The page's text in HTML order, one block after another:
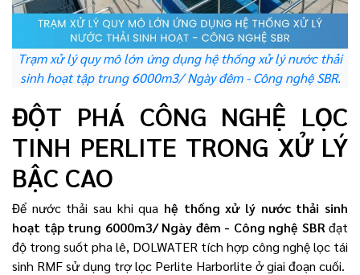
Trạm xử lý quy mô lớn ứng dụng hệ thống xử lý nước thải
sinh hoạt tập trung 6000m3/ Ngày đêm - Công nghệ SBR.
ĐỘT PHÁ CÔNG NGHỆ LỌC
TINH PERLITE TRONG XỬ LÝ
BẬC CAO
Để nước thải sau khi qua hệ thống xử lý nước thải sinh
hoạt tập trung 6000m3/ Ngày đêm - Công nghệ SBR đạt
độ trong suốt pha lê, DOLWATER tích hợp công nghệ lọc tái
sinh RMF sử dụng trợ lọc Perlite Harborlite ở giai đoạn cuối.